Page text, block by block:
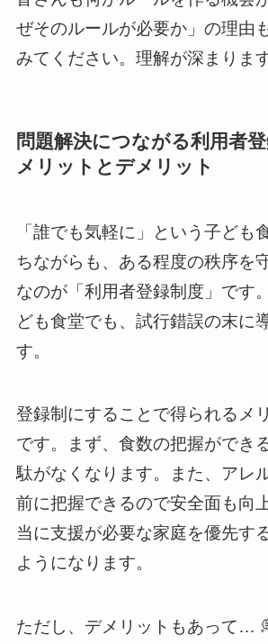
ぜそのルールが必要か」の理由
みてください。理解が深まりま
問題解決につながる利用者
メリットとデメリット
「誰でも気軽に」という子ども
ちながらも、ある程度の秩序を
なのが「利用者登録制度」です
ども食堂でも、試行錯誤の末に
す。
登録制にすることで得られるメ
です。まず、食数の把握ができ
駄がなくなります。また、アレ
前に把握できるので安全面も向
当に支援が必要な家庭を優先す
ようになります。
ただし、デメリットもあって…